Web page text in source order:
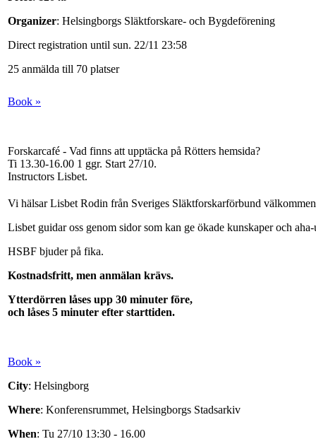
Organizer: Helsingborgs Släktforskare- och Bygdeförening
Direct registration until sun. 22/11 23:58
25 anmälda till 70 platser
Book »
Forskarcafé - Vad finns att upptäcka på Rötters hemsida?
Ti 13.30-16.00 1 ggr. Start 27/10.
Instructors Lisbet.
Vi hälsar Lisbet Rodin från Sveriges Släktforskarförbund
Lisbet guidar oss genom sidor som kan ge ökade kunskaper och
HSBF bjuder på fika.
Kostnadsfritt, men anmälan krävs.
Ytterdörren låses upp 30 minuter före,
och låses 5 minuter efter starttiden.
Book »
City: Helsingborg
Where: Konferensrummet, Helsingborgs Stadsarkiv
When: Tu 27/10 13:30 - 16.00